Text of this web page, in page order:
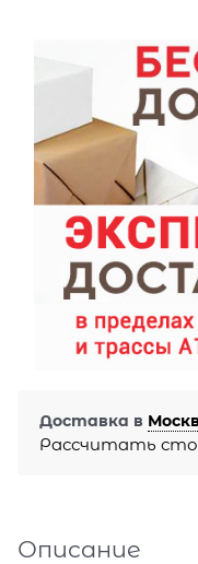
Доставка в
Рассчитать
Описание